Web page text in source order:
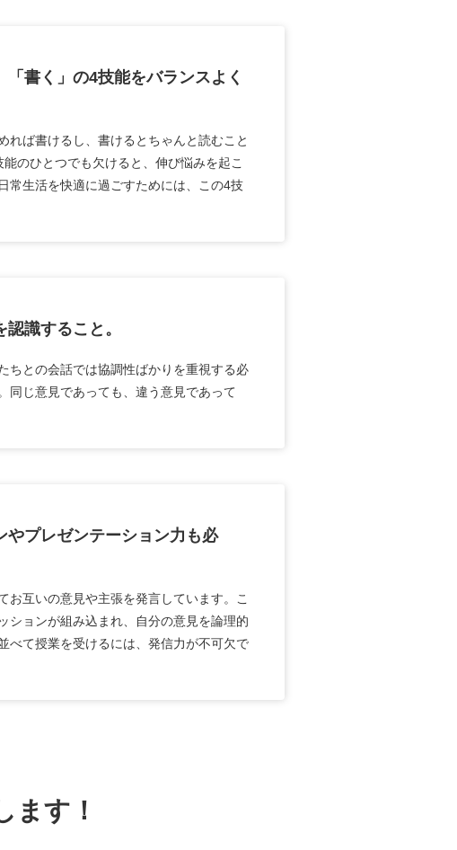
書く」の4技能をバランスよく
れば書けるし、書けるとちゃんと読むこと
のひとつでも欠けると、伸び悩みを起こ
常生活を快適に過ごすためには、この4技
識すること。
ちとの会話では協調性ばかりを重視する必
同じ意見であっても、違う意見であって
やプレゼンテーション力も必
お互いの意見や主張を発言しています。こ
ションが組み込まれ、自分の意見を論理的
べて授業を受けるには、発信力が不可欠で
ます！